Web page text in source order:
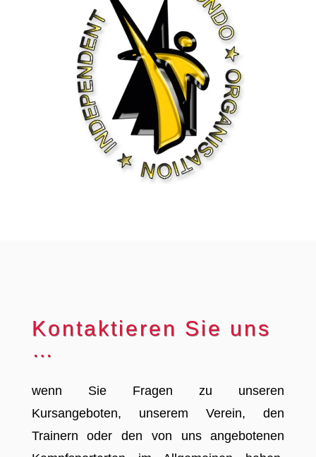
Kontaktieren Sie uns
…
wenn Sie Fragen zu unseren
Kursangeboten, unserem Verein, den
Trainern oder den von uns angebotenen